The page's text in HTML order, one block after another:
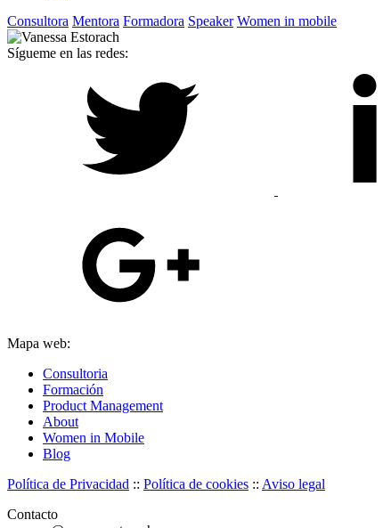
Consultora Mentora Formadora Speaker Women in mobile
Sígueme en las redes:
Mapa web:
Consultoria
Formación
Product Management
About
Women in Mobile
Blog
Política de Privacidad :: Política de cookies :: Aviso legal
Contacto